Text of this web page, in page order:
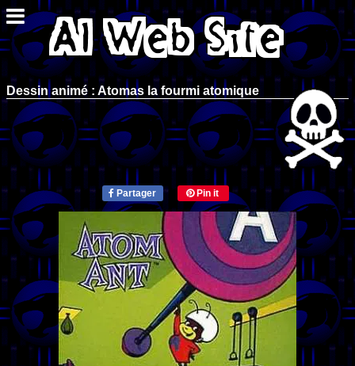
Dessin animé : Atomas la fourmi atomique
Partager Pin it